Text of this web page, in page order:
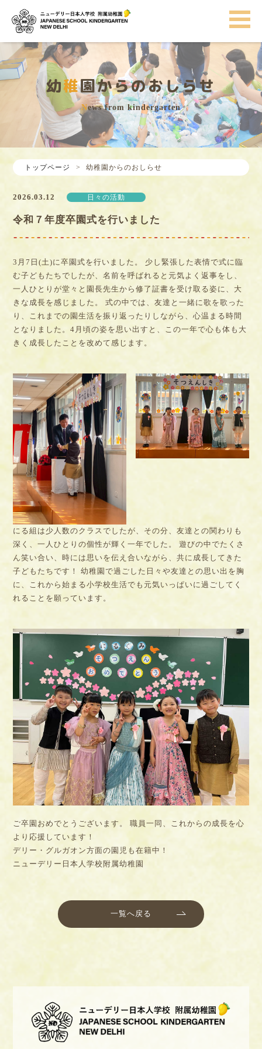
幼稚園からのおしらせ
News from kindergarten
トップページ > 幼稚園からのおしらせ
2026.03.12 日々の活動
令和７年度卒園式を行いました
3月7日(土)に卒園式を行いました。 少し緊張した表情で式に臨
む子どもたちでしたが、名前を呼ばれると元気よく返事をし、
一人ひとりが堂々と園長先生から修了証書を受け取る姿に、大
きな成長を感じました。 式の中では、友達と一緒に歌を歌った
り、これまでの園生活を振り返ったりしながら、心温まる時間
となりました。4月頃の姿を思い出すと、この一年で心も体も大
きく成長したことを改めて感じます。
にる組は少人数のクラスでしたが、その分、友達との関わりも
深く、一人ひとりの個性が輝く一年でした。 遊びの中でたくさ
ん笑い合い、時には思いを伝え合いながら、共に成長してきた
子どもたちです！ 幼稚園で過ごした日々や友達との思い出を胸
に、これから始まる小学校生活でも元気いっぱいに過ごしてく
れることを願っています。
ご卒園おめでとうございます。 職員一同、これからの成長を心
より応援しています！
デリー・グルガオン方面の園児も在籍中！
ニューデリー日本人学校附属幼稚園
一覧へ戻る